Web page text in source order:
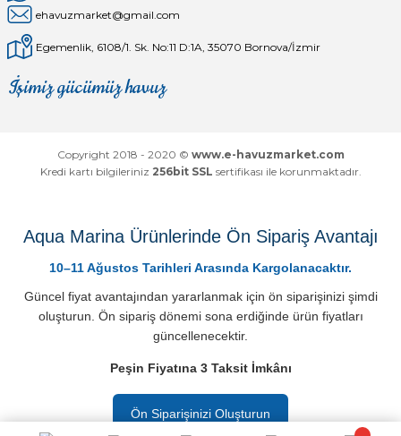
ehavuzmarket@gmail.com
Egemenlik, 6108/1. Sk. No:11 D:1A, 35070 Bornova/İzmir
İşimiz gücümüz havuz
Mağaza
Depomuz
Copyright 2018 - 2020 © www.e-havuzmarket.com
Kredi kartı bilgileriniz 256bit SSL sertifikası ile korunmaktadır.
Aqua Marina Ürünlerinde Ön Sipariş Avantajı
10–11 Ağustos Tarihleri Arasında Kargolanacaktır.
Güncel fiyat avantajından yararlanmak için ön siparişinizi şimdi
oluşturun. Ön sipariş dönemi sona erdiğinde ürün fiyatları
güncellenecektir.
Peşin Fiyatına 3 Taksit İmkânı
Ön Siparişinizi Oluşturun